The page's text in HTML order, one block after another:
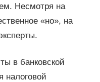
Несмотря на
«но», на
в банковской
налоговой